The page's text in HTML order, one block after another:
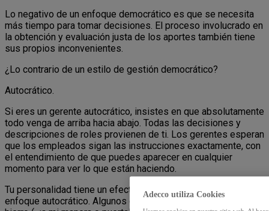
Lo negativo de un enfoque democrático es que se necesita
más tiempo para tomar decisiones. El proceso involucrado en
la obtención y evaluación justa de los aportes también tiene
sus propios inconvenientes.
¿Lo contrario de un estilo de gestión democrático?
Autocrático.
Si eres un gerente autocrático, insistes en que absolutamente
todo venga de arriba hacia abajo. Todas las decisiones y
descripciones de roles provienen de ti. Los gerentes esperan
que los empleados sigan las instrucciones exactamente, con
el entendimiento de que puedes aparecer en cualquier
momento para ver lo que están haciendo.
Tu personalidad tiene un efecto sobre cómo se realiza el
enfoque autocrático. Algunos gerentes vienen con mano de
Adecco utiliza Cookies